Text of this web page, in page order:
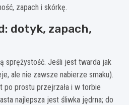
zapach i skórkę.
dotyk, zapach,
sprężystość. Jeśli jest twarda jak
ale nie zawsze nabierze smaku).
po prostu przejrzała i w torbie
najlepsza jest śliwka jędrna; do